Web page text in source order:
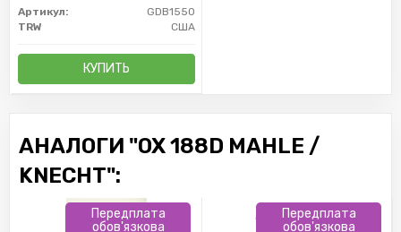
Артикул:
GDB1550
TRW
США
КУПИТЬ
АНАЛОГИ "OX 188D MAHLE /
KNECHT":
Передплата
обов'язкова
Передплата
обов'язкова